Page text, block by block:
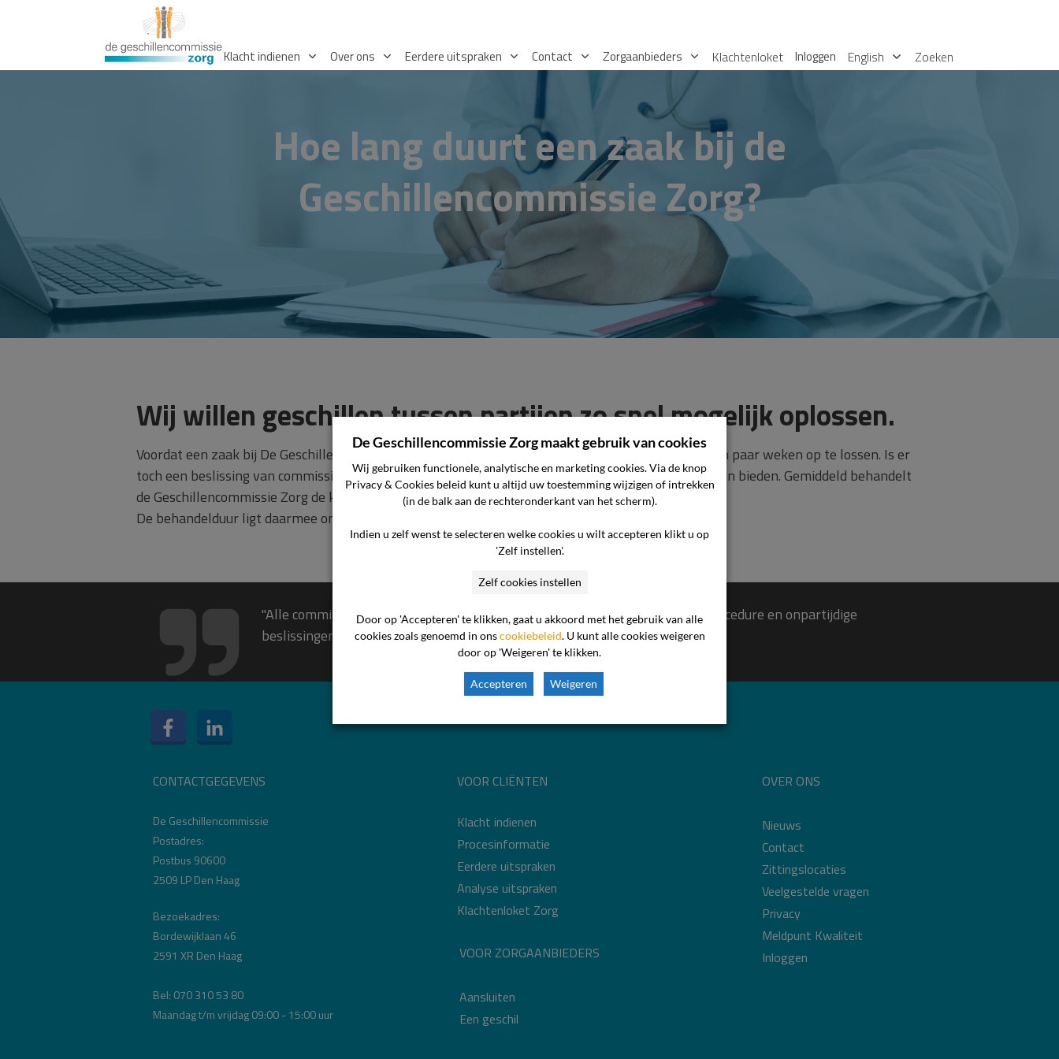
Klacht indienen Over ons Eerdere uitspraken Contact Zorgaanbieders Klachtenloket Inloggen English Zoeken
Hoe lang duurt een zaak bij de
Geschillencommissie Zorg?
Wij willen geschillen tussen partijen zo snel mogelijk oplossen.
Voordat een zaak bij De Geschillencommissie Zorg start, proberen partijen de klacht meestal al een paar weken op te lossen. Is er
toch een beslissing van commissie nodig, dan doen wij er alles aan om die zo snel mogelijk te kunnen bieden. Gemiddeld behandelt
de Geschillencommissie Zorg de klacht in ongeveer 4 tot 6 maanden.
De behandelduur ligt daarmee onder de afgesproken 6 maanden die de wet Wkkgz stelt.
"Alle commissies zijn door de overheid erkend. Dit betekent dat een goede procedure en onpartijdige
beslissingen gewaarborgd zijn."
CONTACTGEGEVENS
De Geschillencommissie
Postadres:
Postbus 90600
2509 LP Den Haag
Bezoekadres:
Bordewijklaan 46
2591 XR Den Haag
Bel: 070 310 53 80
Maandag t/m vrijdag 09:00 - 15:00 uur
VOOR CLIËNTEN
Klacht indienen
Procesinformatie
Eerdere uitspraken
Analyse uitspraken
Klachtenloket Zorg
VOOR ZORGAANBIEDERS
Aansluiten
Een geschil
OVER ONS
Nieuws
Contact
Zittingslocaties
Veelgestelde vragen
Privacy
Meldpunt Kwaliteit
Inloggen
De Geschillencommissie Zorg maakt gebruik van cookies
Wij gebruiken functionele, analytische en marketing cookies. Via de knop
Privacy & Cookies beleid kunt u altijd uw toestemming wijzigen of intrekken
(in de balk aan de rechteronderkant van het scherm).
Indien u zelf wenst te selecteren welke cookies u wilt accepteren klikt u op
'Zelf instellen'.
Zelf cookies instellen
Door op 'Accepteren' te klikken, gaat u akkoord met het gebruik van alle
cookies zoals genoemd in onscookiebeleid. U kunt alle cookies weigeren
door op 'Weigeren' te klikken.
Accepteren Weigeren